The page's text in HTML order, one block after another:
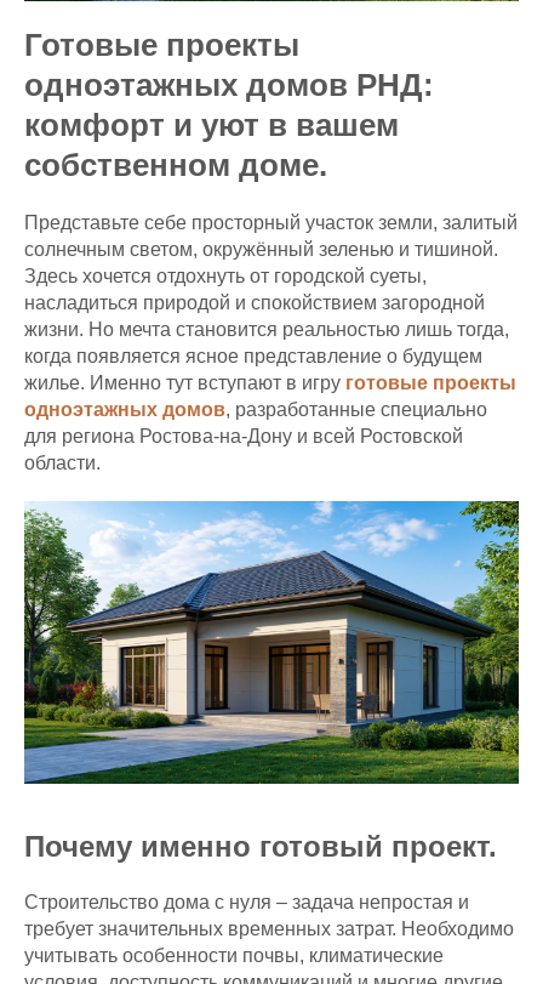
Готовые проекты
одноэтажных домов РНД:
комфорт и уют в вашем
собственном доме.
Представьте себе просторный участок земли, залитый
солнечным светом, окружённый зеленью и тишиной.
Здесь хочется отдохнуть от городской суеты,
насладиться природой и спокойствием загородной
жизни. Но мечта становится реальностью лишь тогда,
когда появляется ясное представление о будущем
жилье. Именно тут вступают в игру готовые проекты
одноэтажных домов, разработанные специально
для региона Ростова-на-Дону и всей Ростовской
области.
Почему именно готовый проект.
Строительство дома с нуля – задача непростая и
требует значительных временных затрат. Необходимо
учитывать особенности почвы, климатические